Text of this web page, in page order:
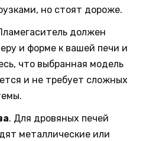
но стоят дороже.
должен
и форме к вашей печи и
что выбранная модель
и не требует сложных
. Для дровяных печей
металлические или